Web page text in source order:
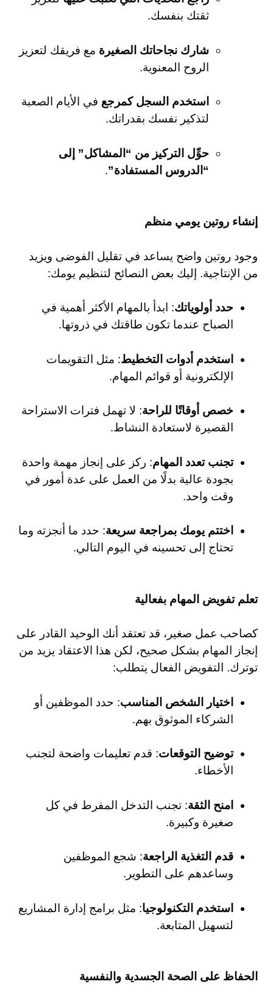
ثقتك بنفسك.
شارك نجاحاتك الصغيرة مع فريقك لتعزيز
الروح المعنوية.
استخدم السجل كمرجع في الأيام الصعبة
لتذكير نفسك بقدراتك.
حوِّل التركيز من “المشاكل” إلى
“الدروس المستفادة”.
إنشاء روتين يومي منظم
وجود روتين واضح يساعد في تقليل الفوضى ويزيد
من الإنتاجية. إليك بعض النصائح لتنظيم يومك:
حدد أولوياتك: ابدأ بالمهام الأكثر أهمية في
الصباح عندما تكون طاقتك في ذروتها.
استخدم أدوات التخطيط: مثل التقويمات
الإلكترونية أو قوائم المهام.
خصص أوقاتًا للراحة: لا تهمل فترات الاستراحة
القصيرة لاستعادة النشاط.
تجنب تعدد المهام: ركز على إنجاز مهمة واحدة
بجودة عالية بدلًا من العمل على عدة أمور في
وقت واحد.
اختتم يومك بمراجعة سريعة: حدد ما أنجزته وما
تحتاج إلى تحسينه في اليوم التالي.
تعلم تفويض المهام بفعالية
كصاحب عمل صغير، قد تعتقد أنك الوحيد القادر على
إنجاز المهام بشكل صحيح، لكن هذا الاعتقاد يزيد من
توترك. التفويض الفعال يتطلب:
اختيار الشخص المناسب: حدد الموظفين أو
الشركاء الموثوق بهم.
توضيح التوقعات: قدم تعليمات واضحة لتجنب
الأخطاء.
امنح الثقة: تجنب التدخل المفرط في كل
صغيرة وكبيرة.
قدم التغذية الراجعة: شجع الموظفين
وساعدهم على التطوير.
استخدم التكنولوجيا: مثل برامج إدارة المشاريع
لتسهيل المتابعة.
الحفاظ على الصحة الجسدية والنفسية